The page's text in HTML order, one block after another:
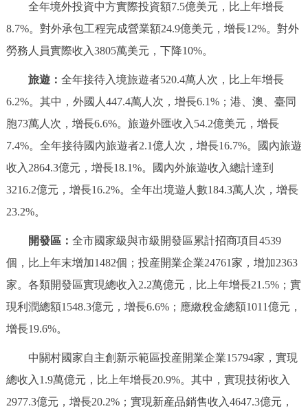
全年境外投資中方實際投資額7.5億美元，比上年增長
8.7%。對外承包工程完成營業額24.9億美元，增長12%。對外
勞務人員實際收入3805萬美元，下降10%。
旅遊： 全年接待入境旅遊者520.4萬人次，比上年增長
6.2%。其中，外國人447.4萬人次，增長6.1%；港、澳、臺同
胞73萬人次，增長6.6%。旅遊外匯收入54.2億美元，增長
7.4%。全年接待國內旅遊者2.1億人次，增長16.7%。國內旅遊
收入2864.3億元，增長18.1%。國內外旅遊收入總計達到
3216.2億元，增長16.2%。全年出境遊人數184.3萬人次，增長
23.2%。
開發區： 全市國家級與市級開發區累計招商項目4539
個，比上年末增加1482個；投産開業企業24761家，增加2363
家。各類開發區實現總收入2.2萬億元，比上年增長21.5%；實
現利潤總額1548.3億元，增長6.6%；應繳稅金總額1011億元，
增長19.6%。
中關村國家自主創新示範區投産開業企業15794家，實現
總收入1.9萬億元，比上年增長20.9%。其中，實現技術收入
2977.3億元，增長20.2%；實現新産品銷售收入4647.3億元，